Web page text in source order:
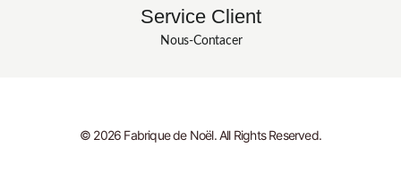
Service Client
Nous-Contacer
© 2026 Fabrique de Noël. All Rights Reserved.